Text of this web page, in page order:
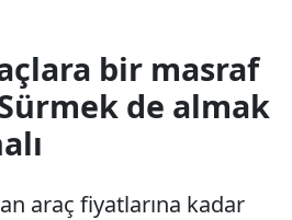
bir masraf
de almak
araç fiyatlarına kadar